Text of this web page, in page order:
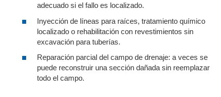
adecuado si el fallo es localizado.
Inyección de líneas para raíces, tratamiento químico
localizado o rehabilitación con revestimientos sin
excavación para tuberías.
Reparación parcial del campo de drenaje: a veces se
puede reconstruir una sección dañada sin reemplazar
todo el campo.